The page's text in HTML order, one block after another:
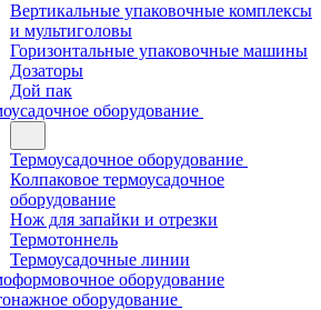
Вертикальные упаковочные комплексы
и мультиголовы
Горизонтальные упаковочные машины
Дозаторы
Дой пак
оборудование
Термоусадочное оборудование
Колпаковое термоусадочное
оборудование
Нож для запайки и отрезки
Термотоннель
Термоусадочные линии
оборудование
оборудование